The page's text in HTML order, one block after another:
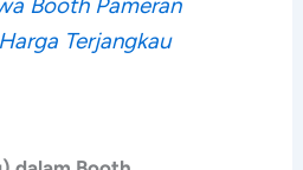
Terjangkau